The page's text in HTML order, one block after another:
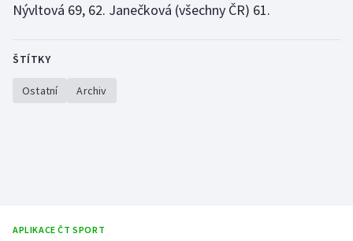
Veslování
Nývltová 69, 62. Janečková (všechny ČR) 61.
ŠTÍTKY
Ostatní Archiv
APLIKACE ČT SPORT